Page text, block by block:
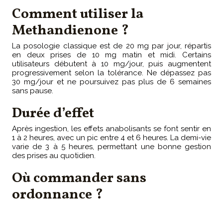
Comment utiliser la
Methandienone ?
La posologie classique est de 20 mg par jour, répartis
en deux prises de 10 mg matin et midi. Certains
utilisateurs débutent à 10 mg/jour, puis augmentent
progressivement selon la tolérance. Ne dépassez pas
30 mg/jour et ne poursuivez pas plus de 6 semaines
sans pause.
Durée d’effet
Après ingestion, les effets anabolisants se font sentir en
1 à 2 heures, avec un pic entre 4 et 6 heures. La demi-vie
varie de 3 à 5 heures, permettant une bonne gestion
des prises au quotidien.
Où commander sans
ordonnance ?